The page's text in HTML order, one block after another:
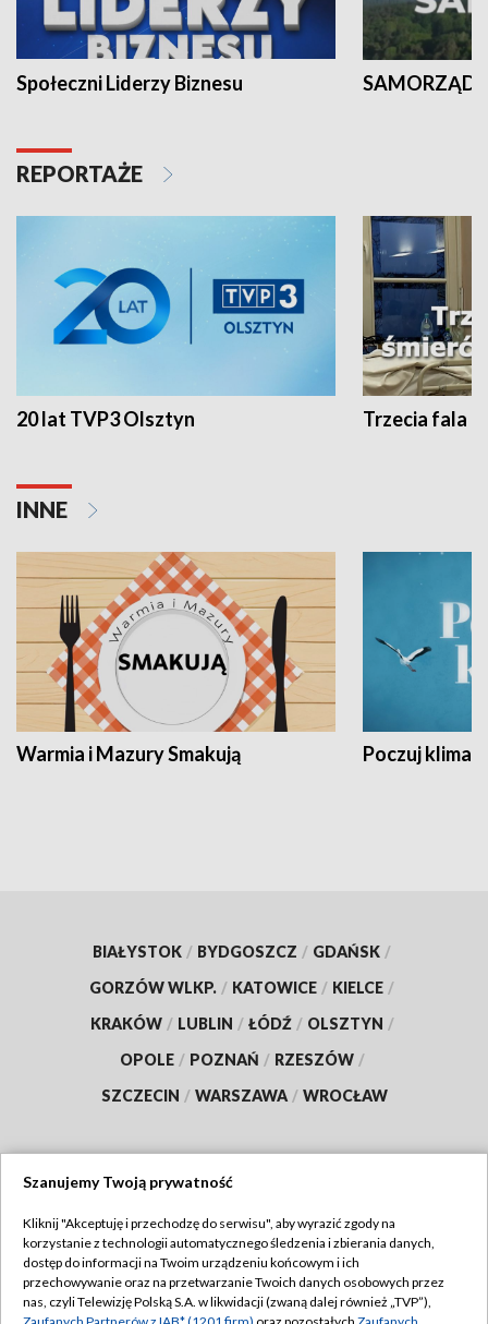
Społeczni Liderzy Biznesu SAMORZĄD
REPORTAŻE
20 lat TVP3 Olsztyn Trzecia fala -
INNE
Warmia i Mazury Smakują Poczuj klimat
BIAŁYSTOK / BYDGOSZCZ / GDAŃSK /
GORZÓW WLKP. / KATOWICE / KIELCE /
KRAKÓW / LUBLIN / ŁÓDŹ / OLSZTYN /
OPOLE / POZNAŃ / RZESZÓW /
SZCZECIN / WARSZAWA / WROCŁAW
TVP
Abonament TVP
Emisja w TVP
Regulamin TVP
Szanujemy Twoją prywatność
Kliknij "Akceptuję i przechodzę do serwisu", aby wyrazić zgody na
korzystanie z technologii automatycznego śledzenia i zbierania danych,
dostęp do informacji na Twoim urządzeniu końcowym i ich
przechowywanie oraz na przetwarzanie Twoich danych osobowych przez
nas, czyli Telewizję Polską S.A. w likwidacji (zwaną dalej również „TVP”),